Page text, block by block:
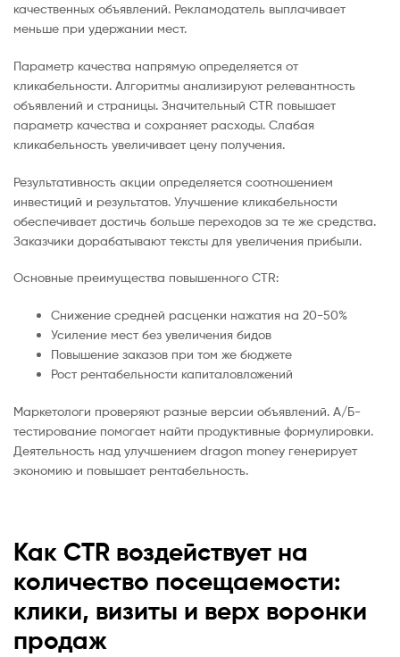
качественных объявлений. Рекламодатель выплачивает
меньше при удержании мест.
Параметр качества напрямую определяется от
кликабельности. Алгоритмы анализируют релевантность
объявлений и страницы. Значительный CTR повышает
параметр качества и сохраняет расходы. Слабая
кликабельность увеличивает цену получения.
Результативность акции определяется соотношением
инвестиций и результатов. Улучшение кликабельности
обеспечивает достичь больше переходов за те же средства.
Заказчики дорабатывают тексты для увеличения прибыли.
Основные преимущества повышенного CTR:
Снижение средней расценки нажатия на 20-50%
Усиление мест без увеличения бидов
Повышение заказов при том же бюджете
Рост рентабельности капиталовложений
Маркетологи проверяют разные версии объявлений. А/Б-
тестирование помогает найти продуктивные формулировки.
Деятельность над улучшением dragon money генерирует
экономию и повышает рентабельность.
Как CTR воздействует на
количество посещаемости:
клики, визиты и верх воронки
продаж